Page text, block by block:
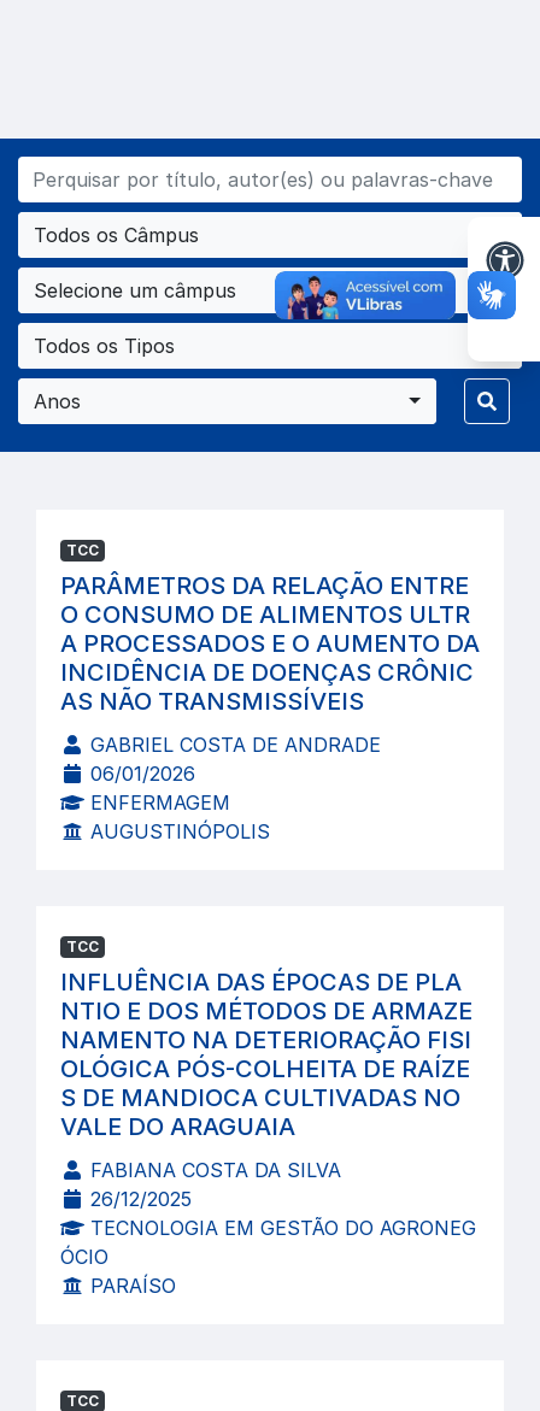
Todos os Câmpus
Selecione um câmpus
Todos os Tipos
Anos
TCC
PARÂMETROS DA RELAÇÃO ENTRE
O CONSUMO DE ALIMENTOS ULTR
A PROCESSADOS E O AUMENTO DA
INCIDÊNCIA DE DOENÇAS CRÔNIC
AS NÃO TRANSMISSÍVEIS
GABRIEL COSTA DE ANDRADE
06/01/2026
ENFERMAGEM
AUGUSTINÓPOLIS
TCC
INFLUÊNCIA DAS ÉPOCAS DE PLA
NTIO E DOS MÉTODOS DE ARMAZE
NAMENTO NA DETERIORAÇÃO FISI
OLÓGICA PÓS-COLHEITA DE RAÍZE
S DE MANDIOCA CULTIVADAS NO
VALE DO ARAGUAIA
FABIANA COSTA DA SILVA
26/12/2025
TECNOLOGIA EM GESTÃO DO AGRONEG
ÓCIO
PARAÍSO
TCC